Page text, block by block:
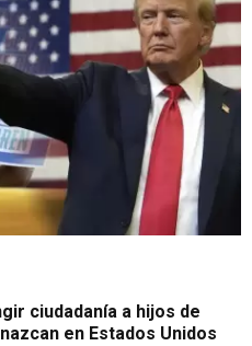
ciudadanía a hijos de
en Estados Unidos